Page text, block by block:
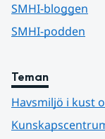
SMHI-bloggen
SMHI-podden
Teman
Havsmiljö i kust